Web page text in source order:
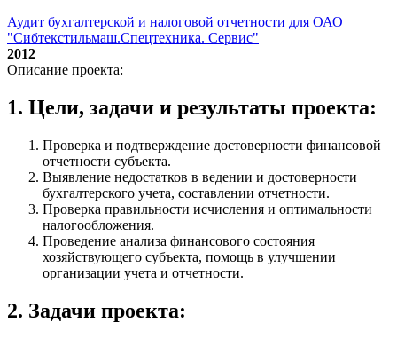
Аудит бухгалтерской и налоговой отчетности для ОАО
"Сибтекстильмаш.Спецтехника. Сервис"
2012
Описание проекта:
1. Цели, задачи и результаты проекта:
Проверка и подтверждение достоверности финансовой
отчетности субъекта.
Выявление недостатков в ведении и достоверности
бухгалтерского учета, составлении отчетности.
Проверка правильности исчисления и оптимальности
налогообложения.
Проведение анализа финансового состояния
хозяйствующего субъекта, помощь в улучшении
организации учета и отчетности.
2. Задачи проекта: